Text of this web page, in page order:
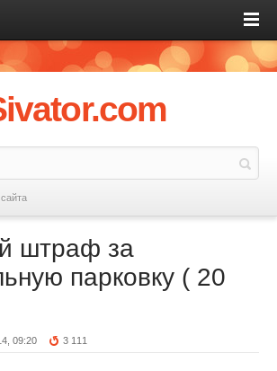
штраф за
парковку ( 20
09:20 3 111